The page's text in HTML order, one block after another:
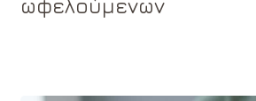
ωφελούμενων